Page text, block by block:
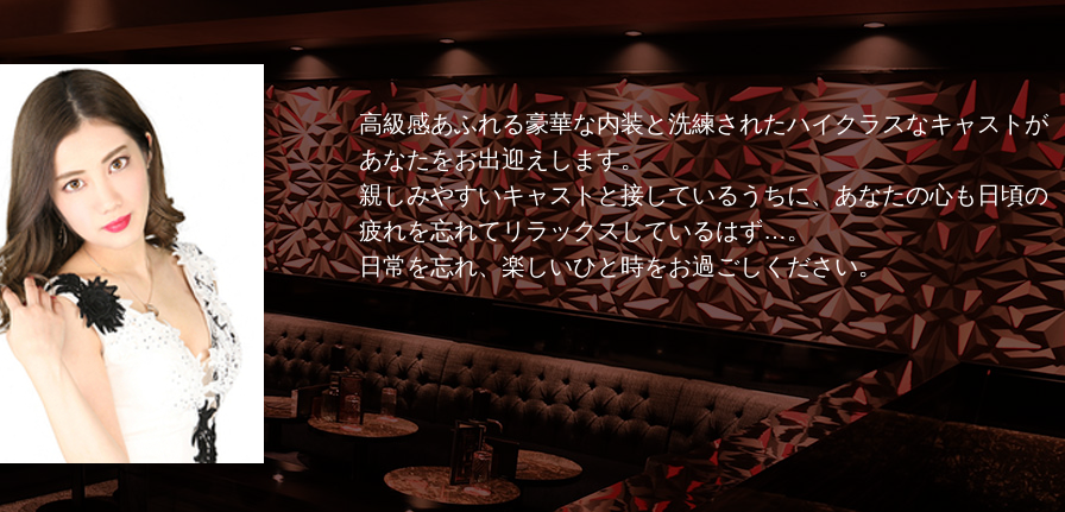
高級感あふれる豪華な内装と洗練されたハイクラスなキャストが
あなたをお出迎えします。
親しみやすいキャストと接しているうちに、あなたの心も日頃の
疲れを忘れてリラックスしているはず…。
日常を忘れ、楽しいひと時をお過ごしください。